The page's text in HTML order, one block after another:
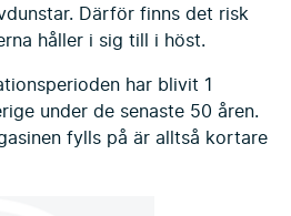
Därför finns det risk
håller i sig till i höst.
har blivit 1
under de senaste 50 åren.
fylls på är alltså kortare